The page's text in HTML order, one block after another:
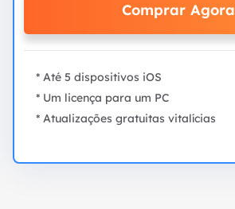
Comprar Agora
* Até 5 dispositivos iOS
* Um licença para um PC
* Atualizações gratuitas vitalícias